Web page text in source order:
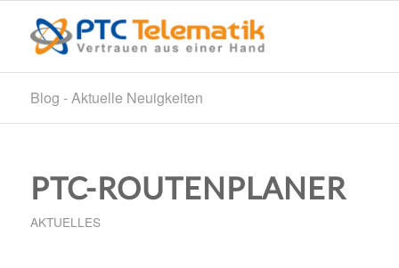
Blog - Aktuelle Neuigkeiten
PTC-ROUTENPLANER
AKTUELLES